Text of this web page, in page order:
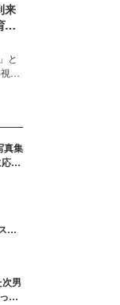
能
」
来
む
と
線
か
の
真集
じ
持
男